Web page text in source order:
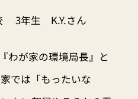
3年生 K.Y.さん
わが家の環境局長』と
では「もったいな